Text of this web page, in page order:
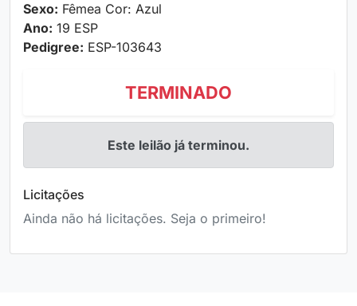
Sexo: Fêmea Cor: Azul
Ano: 19 ESP
Pedigree: ESP-103643
TERMINADO
Este leilão já terminou.
Licitações
Ainda não há licitações. Seja o primeiro!